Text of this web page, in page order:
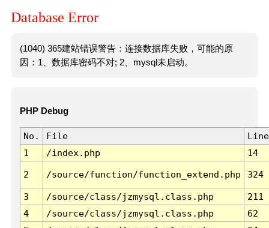
Database Error
(1040) 365建站错误警告：连接数据库失败，可能的原
因：1、数据库密码不对; 2、mysql未启动。
PHP Debug
No. File
Line
1
/index.php 14
2 /source/function/function_extend.php 324
3 /source/class/jzmysql.class.php
211
4
/source/class/jzmysql.class.php
62